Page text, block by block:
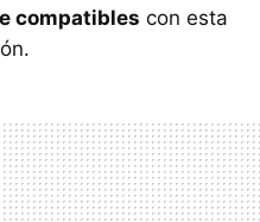
compatibles con esta